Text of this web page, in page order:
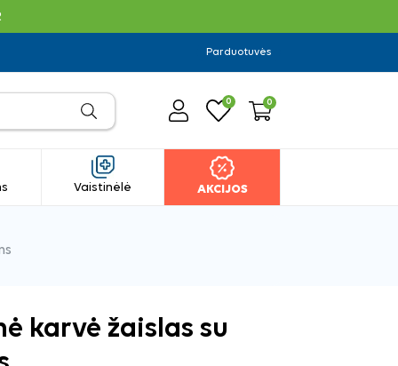
Parduotuvės
0 0
Vaistinėlė AKCIJOS
karvė žaislas su